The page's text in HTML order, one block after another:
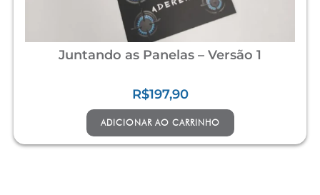
Juntando as Panelas – Versão 1
R$197,90
ADICIONAR AO CARRINHO